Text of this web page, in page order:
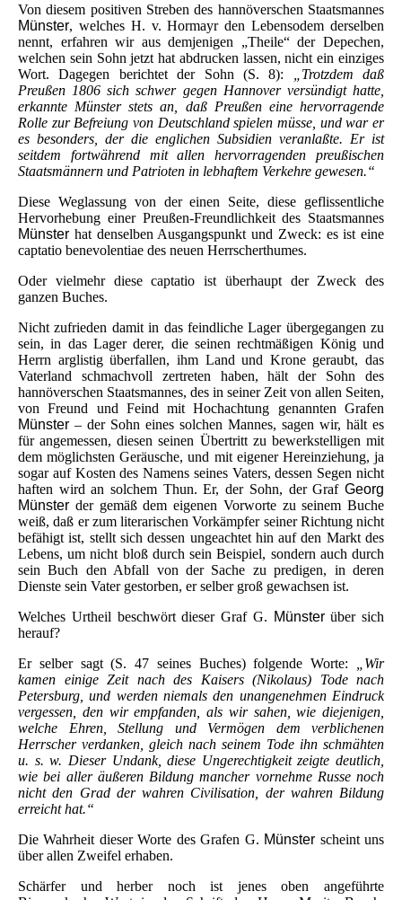
Von diesem positiven Streben des hannöverschen Staatsmannes
Münster, welches H. v. Hormayr den Lebensodem derselben
nennt, erfahren wir aus demjenigen „Theile“ der Depechen,
welchen sein Sohn jetzt hat abdrucken lassen, nicht ein einziges
Wort. Dagegen berichtet der Sohn (S. 8):
„Trotzdem daß
Preußen 1806 sich schwer gegen Hannover versündigt hatte,
erkannte Münster stets an, daß Preußen eine hervorragende
Rolle zur Befreiung von Deutschland spielen müsse, und war er
es besonders, der die englichen Subsidien veranlaßte. Er ist
seitdem fortwährend mit allen hervorragenden preußischen
Staatsmännern und Patrioten in lebhaftem Verkehre gewesen.“
Diese Weglassung von der einen Seite, diese geflissentliche
Hervorhebung einer Preußen-Freundlichkeit des Staatsmannes
Münster hat denselben Ausgangspunkt und Zweck: es ist eine
captatio benevolentiae des neuen Herrscherthumes.
Oder vielmehr diese captatio ist überhaupt der Zweck des
ganzen Buches.
Nicht zufrieden damit in das feindliche Lager übergegangen zu
sein, in das Lager derer, die seinen rechtmäßigen König und
Herrn arglistig überfallen, ihm Land und Krone geraubt, das
Vaterland schmachvoll zertreten haben, hält der Sohn des
hannöverschen Staatsmannes, des in seiner Zeit von allen Seiten,
von Freund und Feind mit Hochachtung genannten Grafen
Münster – der Sohn eines solchen Mannes, sagen wir, hält es
für angemessen, diesen seinen Übertritt zu bewerkstelligen mit
dem möglichsten Geräusche, und mit eigener Hereinziehung, ja
sogar auf Kosten des Namens seines Vaters, dessen Segen nicht
haften wird an solchem Thun. Er, der Sohn, der Graf Georg
Münster der gemäß dem eigenen Vorworte zu seinem Buche
weiß, daß er zum literarischen Vorkämpfer seiner Richtung nicht
befähigt ist, stellt sich dessen ungeachtet hin auf den Markt des
Lebens, um nicht bloß durch sein Beispiel, sondern auch durch
sein Buch den Abfall von der Sache zu predigen, in deren
Dienste sein Vater gestorben, er selber groß gewachsen ist.
Welches Urtheil beschwört dieser Graf G. Münsterüber sich
herauf?
Er selber sagt (S. 47 seines Buches) folgende Worte:
„Wir
kamen einige Zeit nach des Kaisers (Nikolaus) Tode nach
Petersburg, und werden niemals den unangenehmen Eindruck
vergessen, den wir empfanden, als wir sahen, wie diejenigen,
welche Ehren, Stellung und Vermögen dem verblichenen
Herrscher verdanken, gleich nach seinem Tode ihn schmähten
u. s. w. Dieser Undank, diese Ungerechtigkeit zeigte deutlich,
wie bei aller äußeren Bildung mancher vornehme Russe noch
nicht den Grad der wahren Civilisation, der wahren Bildung
erreicht hat.“
Die Wahrheit dieser Worte des Grafen G. Münster scheint uns
über allen Zweifel erhaben.
Schärfer und herber noch ist jenes oben angeführte